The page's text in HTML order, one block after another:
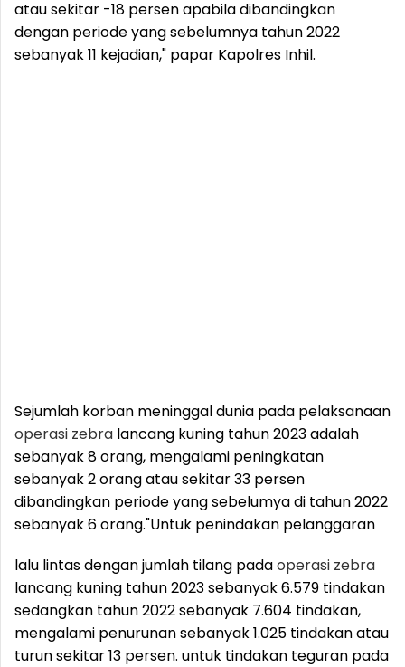
atau sekitar -18 persen apabila dibandingkan
dengan periode yang sebelumnya tahun 2022
sebanyak 11 kejadian," papar Kapolres Inhil.
Sejumlah korban meninggal dunia pada pelaksanaan
operasi zebra lancang kuning tahun 2023 adalah
sebanyak 8 orang, mengalami peningkatan
sebanyak 2 orang atau sekitar 33 persen
dibandingkan periode yang sebelumya di tahun 2022
sebanyak 6 orang."Untuk penindakan pelanggaran
lalu lintas dengan jumlah tilang padaoperasi zebra
lancang kuning tahun 2023 sebanyak 6.579 tindakan
sedangkan tahun 2022 sebanyak 7.604 tindakan,
mengalami penurunan sebanyak 1.025 tindakan atau
turun sekitar 13 persen. untuk tindakan teguran pada